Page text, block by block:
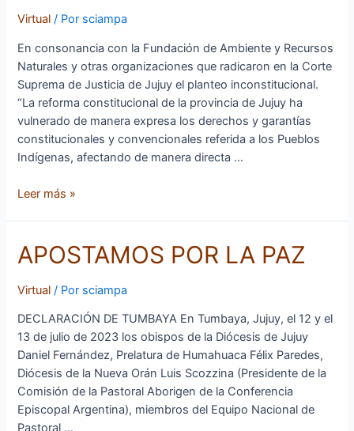
Virtual / Por sciampa
En consonancia con la Fundación de Ambiente y Recursos
Naturales y otras organizaciones que radicaron en la Corte
Suprema de Justicia de Jujuy el planteo inconstitucional.
“La reforma constitucional de la provincia de Jujuy ha
vulnerado de manera expresa los derechos y garantías
constitucionales y convencionales referida a los Pueblos
Indígenas, afectando de manera directa …
reforma
constitucional
de
Jujuy
Leer más »
APOSTAMOS POR LA PAZ
Virtual / Por sciampa
DECLARACIÓN DE TUMBAYA En Tumbaya, Jujuy, el 12 y el
13 de julio de 2023 los obispos de la Diócesis de Jujuy
Daniel Fernández, Prelatura de Humahuaca Félix Paredes,
Diócesis de la Nueva Orán Luis Scozzina (Presidente de la
Comisión de la Pastoral Aborigen de la Conferencia
Episcopal Argentina), miembros del Equipo Nacional de
Pastoral …
APOSTAMOS
POR
LA